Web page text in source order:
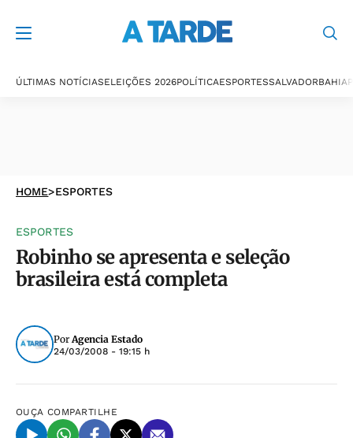
ÚLTIMAS NOTÍCIASELEIÇÕES 2026POLÍTICAESPORTESSALVADORBAHIA
HOME>ESPORTES
ESPORTES
Robinho se apresenta e seleção
brasileira está completa
PorAgencia Estado
24/03/2008 - 19:15 h
OUÇA COMPARTILHE